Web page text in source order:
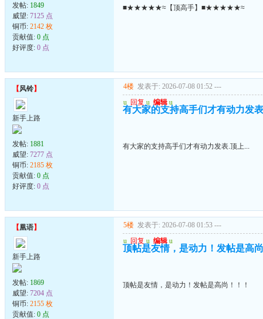
发帖: 1849
威望: 7125 点
铜币: 2142 枚
贡献值: 0 点
好评度: 0 点
■★★★★★≈【顶高手】■★★★★★≈
【风铃】
新手上路
发帖: 1881
威望: 7277 点
铜币: 2185 枚
贡献值: 0 点
好评度: 0 点
4楼 发表于: 2026-07-08 01:52 ---
u 回复 u 编辑 u
有大家的支持高手们才有动力发
有大家的支持高手们才有动力发表.顶上...
【凰语】
新手上路
发帖: 1869
威望: 7204 点
铜币: 2155 枚
贡献值: 0 点
5楼 发表于: 2026-07-08 01:53 ---
u 回复 u 编辑 u
顶帖是友情，是动力！发帖是高
顶帖是友情，是动力！发帖是高尚！！！